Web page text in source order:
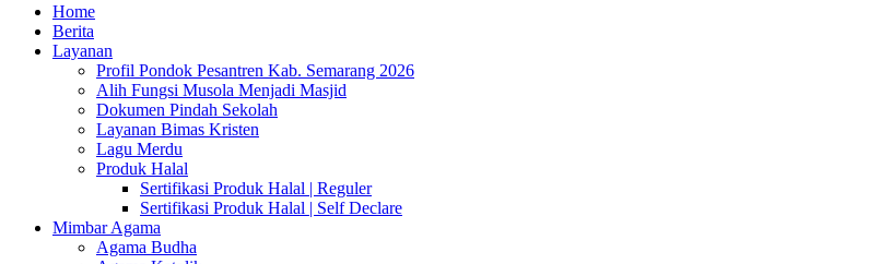
Home
Berita
Layanan
Profil Pondok Pesantren Kab. Semarang 2026
Alih Fungsi Musola Menjadi Masjid
Dokumen Pindah Sekolah
Layanan Bimas Kristen
Lagu Merdu
Produk Halal
Sertifikasi Produk Halal | Reguler
Sertifikasi Produk Halal | Self Declare
Mimbar Agama
Agama Budha